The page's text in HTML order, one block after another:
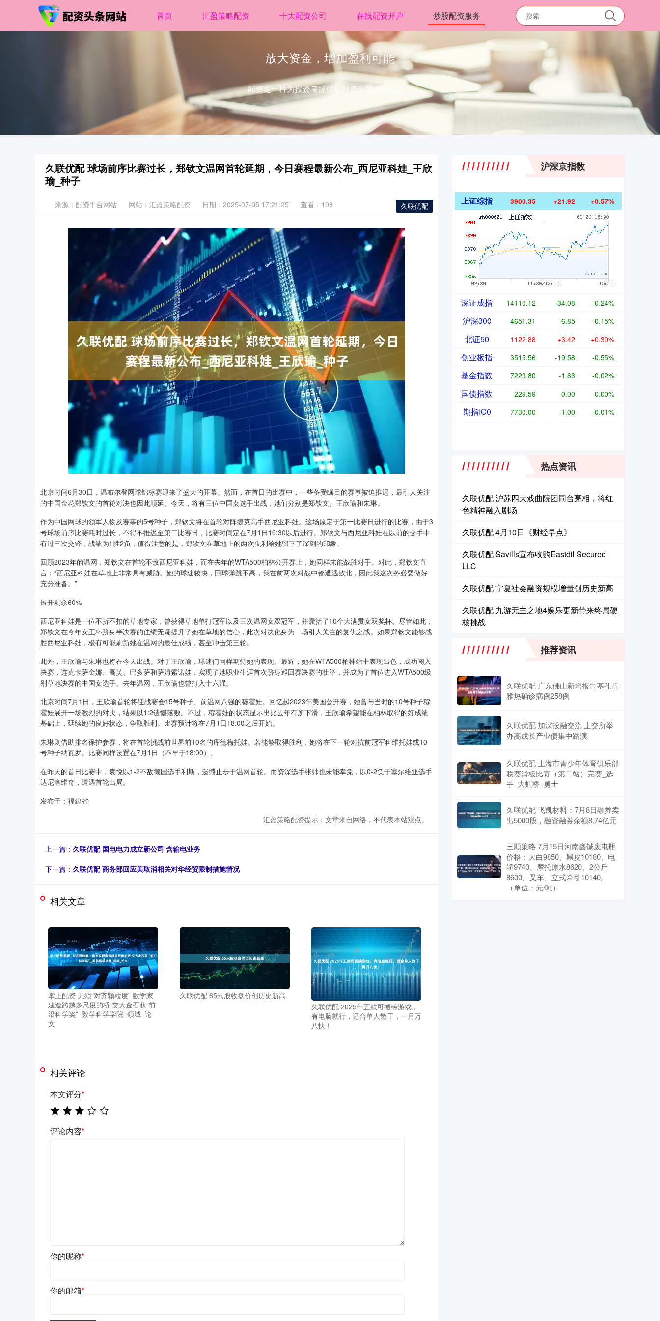
首页 汇盈策略配资 十大配资公司 在线配资开户 炒股配资服务
放大资金，增加盈利可能
配资是一种为投资者提供杠杆资金的金融服务！
久联优配 球场前序比赛过长，郑钦文温网首轮延期，今日赛程最新公布_西尼亚科娃_王欣
瑜_种子
久联优配
来源：配资平台网站 网站：汇盈策略配资 日期：2025-07-05 17:21:25 查看：193
北京时间6月30日，温布尔登网球锦标赛迎来了盛大的开幕。然而，在首日的比赛中，一些备受瞩目的赛事被迫推迟，最引人关注
的中国金花郑钦文的首轮对决也因此顺延。今天，将有三位中国女选手出战，她们分别是郑钦文、王欣瑜和朱琳。
作为中国网球的领军人物及赛事的5号种子，郑钦文将在首轮对阵捷克高手西尼亚科娃。这场原定于第一比赛日进行的比赛，由于3
号球场前序比赛耗时过长，不得不推迟至第二比赛日，比赛时间定在7月1日19:30以后进行。郑钦文与西尼亚科娃在以前的交手中
有过三次交锋，战绩为1胜2负，值得注意的是，郑钦文在草地上的两次失利给她留下了深刻的印象。
回顾2023年的温网，郑钦文在首轮不敌西尼亚科娃，而在去年的WTA500柏林公开赛上，她同样未能战胜对手。对此，郑钦文直
言：“西尼亚科娃在草地上非常具有威胁。她的球速较快，回球弹跳不高，我在前两次对战中都遭遇败北，因此我这次务必要做好
充分准备。”
展开剩余60%
西尼亚科娃是一位不折不扣的草地专家，曾获得草地单打冠军以及三次温网女双冠军，并囊括了10个大满贯女双奖杯。尽管如此，
郑钦文在今年女王杯跻身半决赛的佳绩无疑提升了她在草地的信心，此次对决化身为一场引人关注的复仇之战。如果郑钦文能够战
胜西尼亚科娃，极有可能刷新她在温网的最佳成绩，甚至冲击第三轮。
此外，王欣瑜与朱琳也将在今天出战。对于王欣瑜，球迷们同样期待她的表现。最近，她在WTA500柏林站中表现出色，成功闯入
决赛，连克卡萨金娜、高芙、巴多萨和萨姆索诺娃，实现了她职业生涯首次跻身巡回赛决赛的壮举，并成为了首位进入WTA500级
别草地决赛的中国女选手。去年温网，王欣瑜也曾打入十六强。
北京时间7月1日，王欣瑜首轮将迎战赛会15号种子、前温网八强的穆霍娃。回忆起2023年美国公开赛，她曾与当时的10号种子穆
霍娃展开一场激烈的对决，结果以1:2遗憾落败。不过，穆霍娃的状态显示出比去年有所下滑，王欣瑜希望能在柏林取得的好成绩
基础上，延续她的良好状态，争取胜利。比赛预计将在7月1日18:00之后开始。
朱琳则借助排名保护参赛，将在首轮挑战前世界前10名的库德梅托娃。若能够取得胜利，她将在下一轮对抗前冠军科维托娃或10
号种子纳瓦罗。比赛同样设置在7月1日（不早于18:00）。
在昨天的首日比赛中，袁悦以1-2不敌德国选手利斯，遗憾止步于温网首轮。而资深选手张帅也未能幸免，以0-2负于塞尔维亚选手
达尼洛维奇，遭遇首轮出局。
发布于：福建省
汇盈策略配资提示：文章来自网络，不代表本站观点。
上一篇： 久联优配 国电电力成立新公司 含输电业务
下一篇： 久联优配 商务部回应美取消相关对华经贸限制措施情况
相关文章
掌上配资 无须“对齐颗粒度” 数学家
建造跨越多尺度的桥 交大金石获“前
沿科学奖”_数学科学学院_领域_论
文
久联优配 65只股收盘价创历史新高
久联优配 2025年五款可搬砖游戏，
有电脑就行，适合单人散干，一月万
八快！
相关评论
本文评分*
评论内容*
你的昵称*
你的邮箱*
沪深京指数
上证综指 3900.35 +21.92 +0.57%
深证成指 14110.12 -34.08 -0.24%
沪深300 4651.31 -6.85 -0.15%
北证50 1122.88 +3.42 +0.30%
创业板指 3515.56 -19.58 -0.55%
基金指数 7229.80 -1.63 -0.02%
国债指数 229.59 -0.00 0.00%
期指IC0 7730.00 -1.00 -0.01%
热点资讯
久联优配 沪苏四大戏曲院团同台亮相，将红
色精神融入剧场
久联优配 4月10日《财经早点》
久联优配 Savills宣布收购Eastdil Secured
LLC
久联优配 宁夏社会融资规模增量创历史新高
久联优配 九游无主之地4娱乐更新带来终局硬
核挑战
推荐资讯
久联优配 广东佛山新增报告基孔肯
雅热确诊病例258例
久联优配 加深投融交流 上交所举
办高成长产业债集中路演
久联优配 上海市青少年体育俱乐部
联赛滑板比赛（第二站）完赛_选
手_大虹桥_勇士
久联优配 飞凯材料：7月8日融券卖
出5000股，融资融券余额8.74亿元
三顺策略 7月15日河南鑫铖废电瓶
价格：大白9850、黑皮10180、电
轿9740、摩托原水8620、2公斤
8600、叉车、立式牵引10140。
（单位：元/吨）